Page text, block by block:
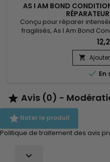
AS I AM BOND
Conçu pour réparer
fragilisés, As I Am Bond
liaisons capillaires affaiblies
dès les premières
contribue à réduire la
cheveu et à protéger les

 En
 Avis (0) -
Noter le produit
Politique de traitement des avis
